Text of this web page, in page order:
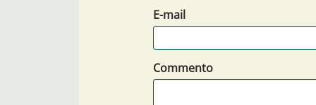
E-mail
Commento